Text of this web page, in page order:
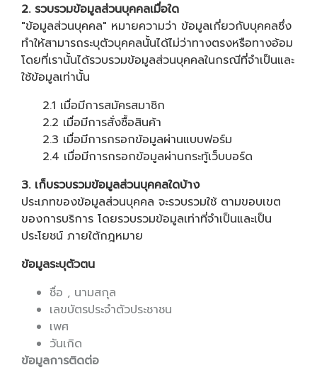
2. รวบรวมข้อมูลส่วนบุคคลเมื่อใด
"ข้อมูลส่วนบุคคล" หมายความว่า ข้อมูลเกี่ยวกับบุคคลซึ่ง
ทำให้สามารถระบุตัวบุคคลนั้นได้ไม่ว่าทางตรงหรือทางอ้อม
โดยที่เรานั้นได้รวบรวมข้อมูลส่วนบุคคลในกรณีที่จำเป็นและ
ใช้ข้อมูลเท่านั้น
2.1 เมื่อมีการสมัครสมาชิก
2.2 เมื่อมีการสั่งซื้อสินค้า
2.3 เมื่อมีการกรอกข้อมูลผ่านแบบฟอร์ม
2.4 เมื่อมีการกรอกข้อมูลผ่านกระทู้เว็บบอร์ด
3. เก็บรวบรวมข้อมูลส่วนบุคคลใดบ้าง
ประเภทของข้อมูลส่วนบุคคล จะรวบรวมใช้ ตามขอบเขต
ของการบริการ โดยรวบรวมข้อมูลเท่าที่จำเป็นและเป็น
ประโยชน์ ภายใต้กฎหมาย
ข้อมูลระบุตัวตน
ชื่อ , นามสกุล
เลขบัตรประจำตัวประชาชน
เพศ
วันเกิด
ข้อมูลการติดต่อ